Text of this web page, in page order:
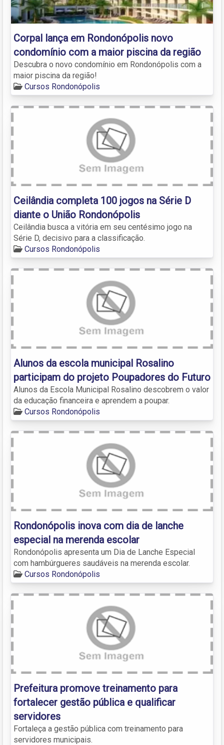
Corpal lança em Rondonópolis novo
condomínio com a maior piscina da região
Descubra o novo condomínio em Rondonópolis com a
maior piscina da região!
Cursos Rondonópolis
Ceilândia completa 100 jogos na Série D
diante o União Rondonópolis
Ceilândia busca a vitória em seu centésimo jogo na
Série D, decisivo para a classificação.
Cursos Rondonópolis
Alunos da escola municipal Rosalino
participam do projeto Poupadores do Futuro
Alunos da Escola Municipal Rosalino descobrem o valor
da educação financeira e aprendem a poupar.
Cursos Rondonópolis
Rondonópolis inova com dia de lanche
especial na merenda escolar
Rondonópolis apresenta um Dia de Lanche Especial
com hambúrgueres saudáveis na merenda escolar.
Cursos Rondonópolis
​Prefeitura promove treinamento para
fortalecer gestão pública e qualificar
servidores
Fortaleça a gestão pública com treinamento para
servidores municipais.